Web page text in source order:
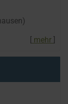
[ mehr ]